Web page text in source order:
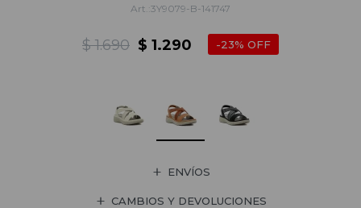
3Y9079-B-141747
$ 1.290
$ 1.690 23
ENVÍOS
CAMBIOS Y DEVOLUCIONES